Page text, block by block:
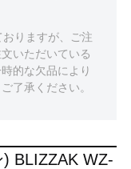
りますが、ご注
いただいている
的な欠品により
了承ください。
BLIZZAK WZ-